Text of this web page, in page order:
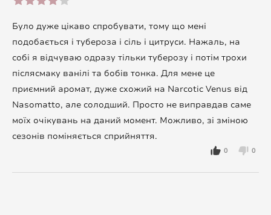
Було дуже цікаво спробувати, тому що мені
подобається і тубероза і сіль і цитруси. Нажаль, на
собі я відчуваю одразу тільки туберозу і потім трохи
післясмаку ванілі та бобів тонка. Для мене це
приємний аромат, дуже схожий на Narcotic Venus від
Nasomatto, але солодший. Просто не виправдав саме
моїх очікувань на даний момент. Можливо, зі зміною
сезонів поміняється сприйняття.
0 0